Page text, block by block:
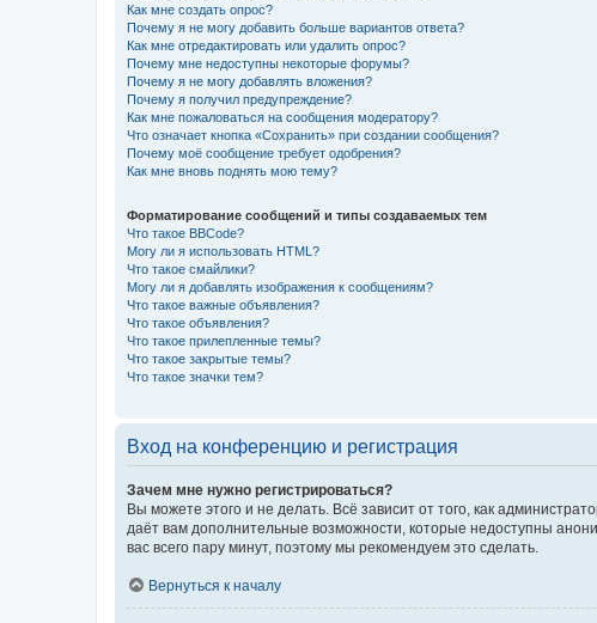
Как мне создать опрос?
Почему я не могу добавить больше вариантов ответа?
Как мне отредактировать или удалить опрос?
Почему мне недоступны некоторые форумы?
Почему я не могу добавлять вложения?
Почему я получил предупреждение?
Как мне пожаловаться на сообщения модератору?
Что означает кнопка «Сохранить» при создании сообщения?
Почему моё сообщение требует одобрения?
Как мне вновь поднять мою тему?
Форматирование сообщений и типы создаваемых тем
Что такое BBCode?
Могу ли я использовать HTML?
Что такое смайлики?
Могу ли я добавлять изображения к сообщениям?
Что такое важные объявления?
Что такое объявления?
Что такое прилепленные темы?
Что такое закрытые темы?
Что такое значки тем?
Вход на конференцию и регистрация
Зачем мне нужно регистрироваться?
Вы можете этого и не делать. Всё зависит от того, как
даёт вам дополнительные возможности, которые недоступны
вас всего пару минут, поэтому мы рекомендуем это сделать.
Вернуться к началу